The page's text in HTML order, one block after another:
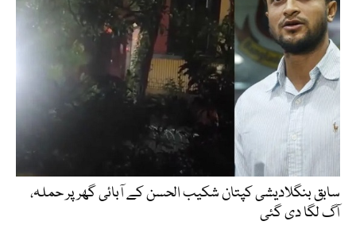
سابق بنگلادیشی کپتان شکیب الحسن کے آبائی گھر پر حملہ،
آگ لگا دی گئی